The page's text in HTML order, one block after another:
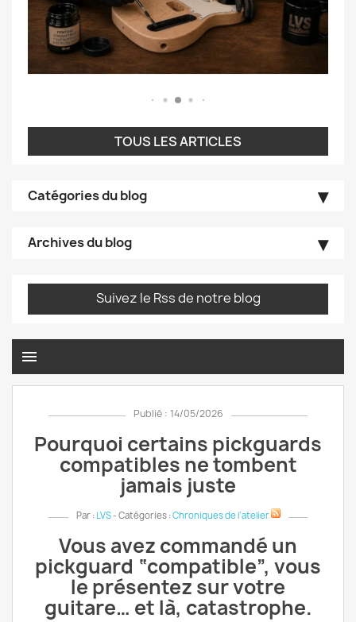
TOUS LES ARTICLES
Catégories du blog
Archives du blog
Suivez le Rss de notre blog
menu
Publié : 14/05/2026
Pourquoi certains pickguards
compatibles ne tombent
jamais juste
Par : LVS- Catégories :Chroniques de l’atelier
Vous avez commandé un
pickguard “compatible”, vous
le présentez sur votre
guitare… et là, catastrophe.